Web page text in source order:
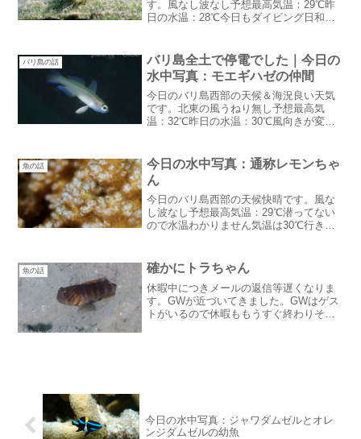
す。風なし波なし予想最高気温：29℃昨
日の水温：28℃今日もダイビング日和！
の中でも泥好きはなかなかいないのだけ
どヨーロピアンもとな...
バリ島の話
バリ島全土で停電でした｜今日の
水中写真：モエギハゼの仲間
今日のバリ島西部の天候＆海況良い天気
です。北東の風うねり無し予想最高気
温：32℃昨日の水温：30℃風向きが変わ
リ島全土で停電でしたご存知の方もいる
かもしれませんが昨日の...
魚の話
今日の水中写真：通称レモンちゃ
ん
今日のバリ島西部の天候快晴です。風な
し波なし予想最高気温：29℃潜ってない
ので水温わかりません気温は30℃行きま
住日本人の方が潜りに来てくれます。バ
リ島の中でも僻地なの...
魚の話 確かにトラちゃん
休暇中につきメールの返信等遅くなりま
す。GWが近づいてきました。GWはゲス
トがいるので休暇ももうすぐ終わりそろ
今日の水中写真：ジャワダムゼルとオレ
ンジダムゼルの幼魚